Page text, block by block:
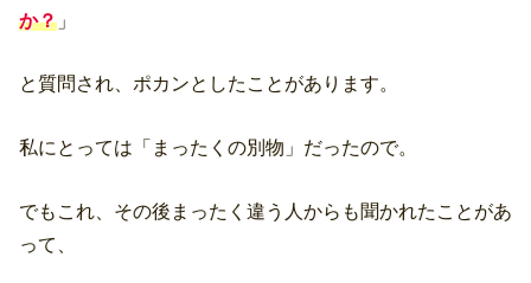
か？ 」
と質問され、ポカンとしたことがあります。
私にとっては「まったくの別物」だったので。
でもこれ、その後まったく違う人からも聞かれたことがあ
って、